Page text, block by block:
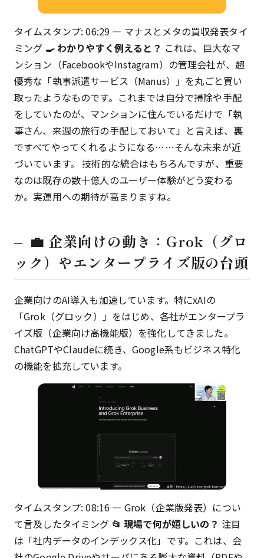
タイムスタンプ: 06:29 — マナスとメタの買収発表タイ
ミング 🍳 わかりやすく例えると？ これは、巨大なマ
ンション（FacebookやInstagram）の管理会社が、超
優秀な「執事派遣サービス（Manus）」を丸ごと買い
取ったようなものです。これまでは自分で掃除や手配
をしていたのが、マンションに住んでいるだけで「執
事さん、来週の旅行の手配しておいて」と言えば、裏
ですべてやってくれるようになる……そんな未来が近
づいています。 技術的な統合はもちろんですが、重要
なのは既存の数十億人のユーザー体験がどう変わる
か。実運用への期待が高まりますね。
💼 企業向けの動き：Grok（グロ
ック）やエンタープライズ版の台頭
企業向けのAI導入も加速しています。特にxAIの
「Grok（グロック）」をはじめ、各社がエンタープラ
イズ版（企業向け高機能版）を強化してきました。
ChatGPTやClaudeに続き、Google系もビジネス特化
の機能を拡充しています。
タイムスタンプ: 08:16 — Grok（企業版発表）につい
て言及したタイミング 📂 現場で何が嬉しいの？ 注目
は「社内データのインデックス化」です。これは、会